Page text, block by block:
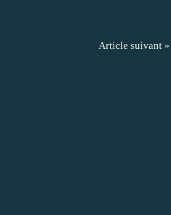
Article suivant »